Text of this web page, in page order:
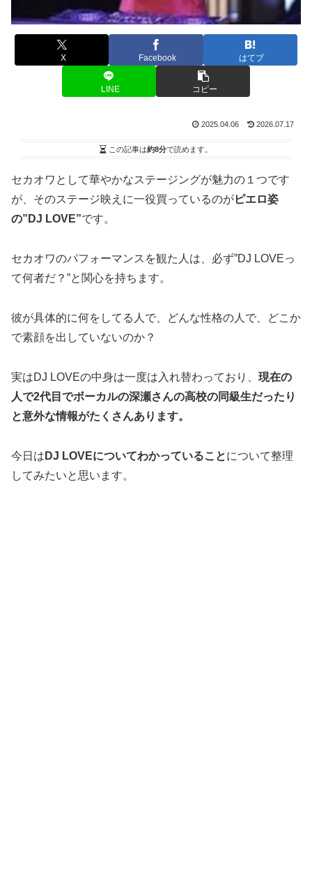
X Facebook はてブ
LINE コピー
2025.04.06 2026.07.17
この記事は約8分で読めます。
セカオワとして華やかなステージングが魅力の１つです
が、そのステージ映えに一役買っているのがピエロ姿
の”DJ LOVE”です。
セカオワのパフォーマンスを観た人は、必ず”DJ LOVEっ
て何者だ？”と関心を持ちます。
彼が具体的に何をしてる人で、どんな性格の人で、どこか
で素顔を出していないのか？
実はDJ LOVEの中身は一度は入れ替わっており、 現在の
人で2代目でボーカルの深瀬さんの高校の同級生だったり
と意外な情報がたくさんあります。
今日は DJ LOVEについてわかっていることについて整理
してみたいと思います。